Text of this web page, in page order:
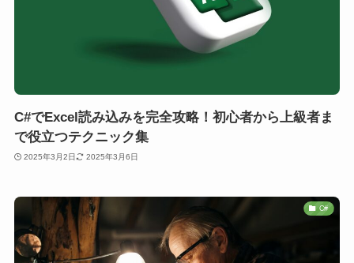
C#でExcel読み込みを完全攻略！初心者から上級者ま
で役立つテクニック集
2025年3月2日 2025年3月6日
C#